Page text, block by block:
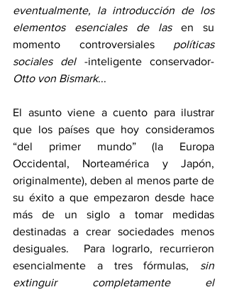
eventualmente, la introducción de los
elementos esenciales de las en su
momento controversiales políticas
sociales del -inteligente conservador-
Otto von Bismark...
El asunto viene a cuento para ilustrar
que los países que hoy consideramos
“del primer mundo” (la Europa
Occidental, Norteamérica y Japón,
originalmente), deben al menos parte de
su éxito a que empezaron desde hace
más de un siglo a tomar medidas
destinadas a crear sociedades menos
desiguales.  Para lograrlo, recurrieron
esencialmente a tres fórmulas, sin
extinguir completamente el